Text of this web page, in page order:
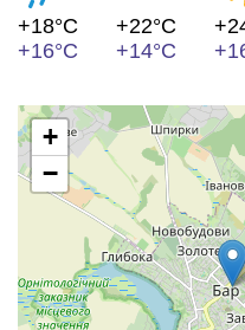
+18°C
+16°C
+22°C
+14°C
+
−